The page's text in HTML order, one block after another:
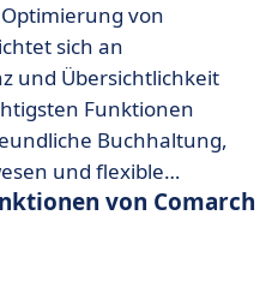
von
sich an
und Übersichtlichkeit
Funktionen
Buchhaltung,
und flexible
von Comarch